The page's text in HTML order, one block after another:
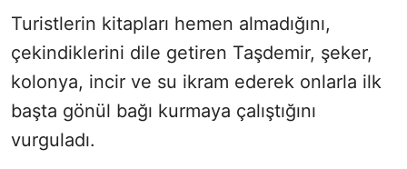
Turistlerin kitapları hemen almadığını,
çekindiklerini dile getiren Taşdemir, şeker,
kolonya, incir ve su ikram ederek onlarla ilk
başta gönül bağı kurmaya çalıştığını
vurguladı.